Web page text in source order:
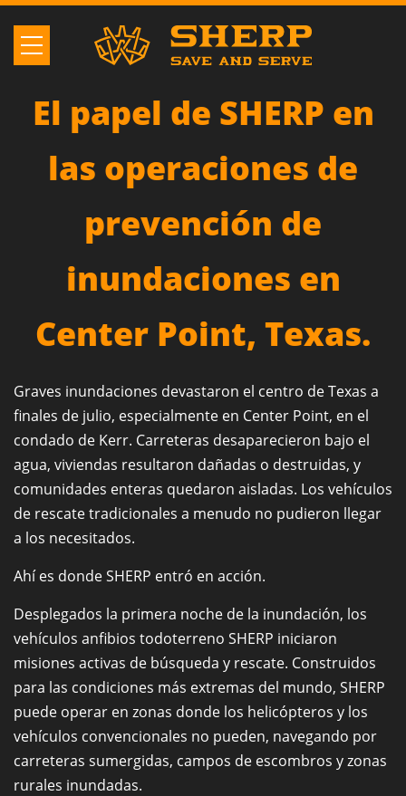
El papel de SHERP en
las operaciones de
prevención de
inundaciones en
Center Point, Texas.
Graves inundaciones devastaron el centro de Texas a
finales de julio, especialmente en Center Point, en el
condado de Kerr. Carreteras desaparecieron bajo el
agua, viviendas resultaron dañadas o destruidas, y
comunidades enteras quedaron aisladas. Los vehículos
de rescate tradicionales a menudo no pudieron llegar
a los necesitados.
Ahí es donde SHERP entró en acción.
Desplegados la primera noche de la inundación, los
vehículos anfibios todoterreno SHERP iniciaron
misiones activas de búsqueda y rescate. Construidos
para las condiciones más extremas del mundo, SHERP
puede operar en zonas donde los helicópteros y los
vehículos convencionales no pueden, navegando por
carreteras sumergidas, campos de escombros y zonas
rurales inundadas.